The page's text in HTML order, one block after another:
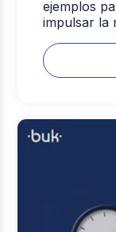
ejemplos
impulsar la